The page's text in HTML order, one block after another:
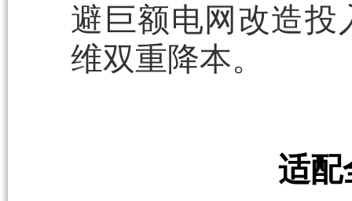
避巨额电网改造投
维双重降本。
适配